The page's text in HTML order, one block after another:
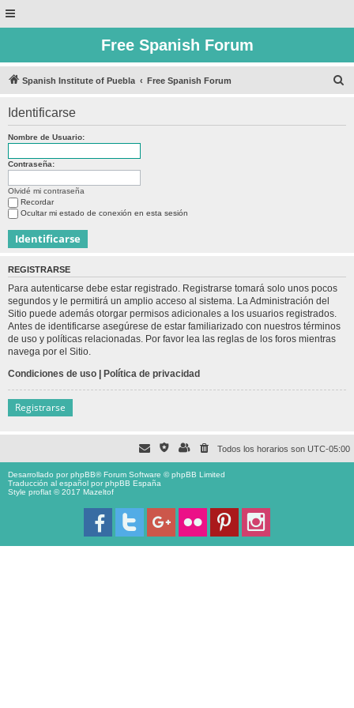
Free Spanish Forum
Spanish Institute of Puebla Free Spanish Forum
Identificarse
Nombre de Usuario:
Contraseña:
Olvidé mi contraseña
Recordar
Ocultar mi estado de conexión en esta sesión
REGISTRARSE
Para autenticarse debe estar registrado. Registrarse tomará solo unos pocos
segundos y le permitirá un amplio acceso al sistema. La Administración del
Sitio puede además otorgar permisos adicionales a los usuarios registrados.
Antes de identificarse asegúrese de estar familiarizado con nuestros términos
de uso y políticas relacionadas. Por favor lea las reglas de los foros mientras
navega por el Sitio.
Condiciones de uso | Política de privacidad
Registrarse
Todos los horarios son UTC-05:00
Desarrollado porphpBB® Forum Software © phpBB Limited
Traducción al español porphpBB España
Style proflat © 2017 Mazeltof